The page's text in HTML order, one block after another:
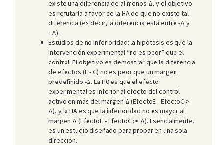
existe una diferencia de al menos Δ, y el objetivo
es refutarla a favor de la HA de que no existe tal
diferencia (es decir, la diferencia está entre -Δ y
+Δ).
Estudios de no inferioridad: la hipótesis es que la
intervención experimental “no es peor” que el
control. El objetivo es demostrar que la diferencia
de efectos (E - C) no es peor que un margen
predefinido -Δ. La H0 es que el efecto
experimental es inferior al efecto del control
activo en más del margen Δ (EfectoE - EfectoC >
Δ), y la HA es que la inferioridad no es mayor al
margen Δ (EfectoE - EfectoC ;≤ Δ). Esencialmente,
es un estudio diseñado para probar en una sola
dirección.